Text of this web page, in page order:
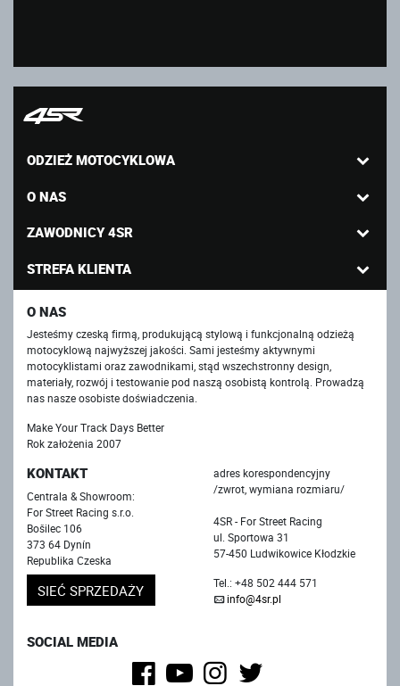
ODZIEŻ MOTOCYKLOWA
O NAS
ZAWODNICY 4SR
STREFA KLIENTA
O NAS
Jesteśmy czeską firmą, produkującą stylową i funkcjonalną odzieżą
motocyklową najwyższej jakości. Sami jesteśmy aktywnymi
motocyklistami oraz zawodnikami, stąd wszechstronny design,
materiały, rozwój i testowanie pod naszą osobistą kontrolą. Prowadzą
nas nasze osobiste doświadczenia.
Make Your Track Days Better
Rok założenia 2007
KONTAKT
Centrala & Showroom:
For Street Racing s.r.o.
Bošilec 106
373 64 Dynín
Republika Czeska
SIEĆ SPRZEDAŻY
adres korespondencyjny
/zwrot, wymiana rozmiaru/
4SR - For Street Racing
ul. Sportowa 31
57-450 Ludwikowice Kłodzkie
Tel.: +48 502 444 571
info@4sr.pl
SOCIAL MEDIA